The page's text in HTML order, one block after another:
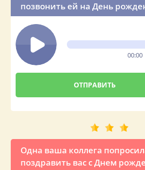
позвонить ей на День
телефону
00:00
Одна ваша коллега
поздравить вас с Днем